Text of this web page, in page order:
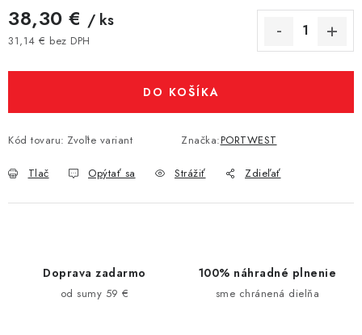
38,30 € / ks
31,14 € bez DPH
DO KOŠÍKA
Kód tovaru: Zvoľte variant Značka:PORTWEST
Tlač Opýtať sa Strážiť Zdieľať
Doprava zadarmo
od sumy 59 €
100% náhradné plnenie
sme chránená dielňa